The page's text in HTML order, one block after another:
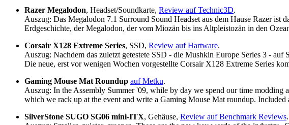
Razer Megalodon, Headset/Soundkarte, Review auf Technic3D.
Auszug: Das Megalodon 7.1 Surround Sound Headset aus dem Hause Razer
Erdgeschichte, der Megalodon, der vom Miozän bis ins Altpleistozän in den
Corsair X128 Extreme Series, SSD, Review auf Hartware.
Auszug: Nachdem das zuletzt getestete SSD - die Mushkin Europe Series 3 -
Die neue, erst vor wenigen Wochen vorgestellte Corsair X128 Extreme Series
Gaming Mouse Mat Roundup auf Metku.
Auszug: In the Assembly Summer '09, while by day we spend our time modding
which we rack up at the event and write a Gaming Mouse Mat roundup.
SilverStone SUGO SG06 mini-ITX, Gehäuse, Review auf Benchmark Reviews.